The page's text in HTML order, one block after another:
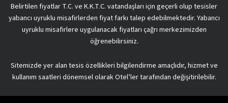
Belirtilen fiyatlar T.C. ve K.K.T.C. vatandaşları için geçerli olup tesisler
yabancı uyruklu misafirlerden fiyat farkı talep edebilmektedir. Yabancı
uyruklu misafirlere uygulanacak fiyatları çağrı merkezimizden
öğrenebilirsiniz.
Sitemizde yer alan tesis özellikleri bilgilendirme amaçlıdır, hizmet ve
kullanım saatleri dönemsel olarak Otel’ler tarafından değişitirilebilir.